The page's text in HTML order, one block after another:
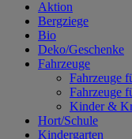
Aktion
Bergziege
Bio
Deko/Geschenke
Fahrzeuge
Fahrzeuge
Fahrzeuge
Kinder &
Hort/Schule
Kindergarten